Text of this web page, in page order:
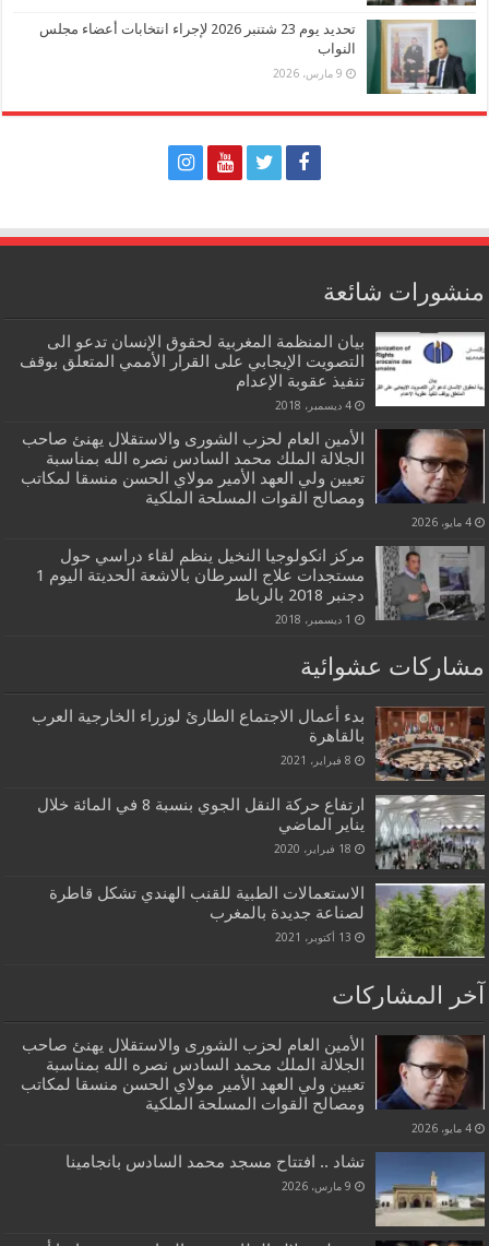
تحديد يوم 23 شتنبر 2026 لإجراء انتخابات أعضاء مجلس
النواب
9 مارس، 2026
منشورات شائعة
بيان المنظمة المغربية لحقوق الإنسان تدعو الى
التصويت الإيجابي على القرار الأممي المتعلق بوقف
تنفيذ عقوبة الإعدام
4 ديسمبر، 2018
الأمين العام لحزب الشورى والاستقلال يهنئ صاحب
الجلالة الملك محمد السادس نصره الله بمناسبة
تعيين ولي العهد الأمير مولاي الحسن منسقا لمكاتب
ومصالح القوات المسلحة الملكية
4 مايو، 2026
مركز انكولوجيا النخيل ينظم لقاء دراسي حول
مستجدات علاج السرطان بالاشعة الحديتة اليوم 1
دجنبر 2018 بالرباط
1 ديسمبر، 2018
مشاركات عشوائية
بدء أعمال الاجتماع الطارئ لوزراء الخارجية العرب
بالقاهرة
8 فبراير، 2021
ارتفاع حركة النقل الجوي بنسبة 8 في المائة خلال
يناير الماضي
18 فبراير، 2020
الاستعمالات الطبية للقنب الهندي تشكل قاطرة
لصناعة جديدة بالمغرب
13 أكتوبر، 2021
آخر المشاركات
الأمين العام لحزب الشورى والاستقلال يهنئ صاحب
الجلالة الملك محمد السادس نصره الله بمناسبة
تعيين ولي العهد الأمير مولاي الحسن منسقا لمكاتب
ومصالح القوات المسلحة الملكية
4 مايو، 2026
تشاد .. افتتاح مسجد محمد السادس بانجامينا
9 مارس، 2026